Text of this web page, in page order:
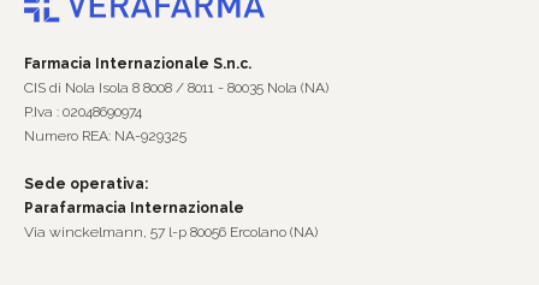
Farmacia Internazionale S.n.c.
CIS di Nola Isola 8 8008 / 8011 - 80035 Nola (NA)
P.Iva : 02048690974
Numero REA: NA-929325
Sede operativa:
Parafarmacia Internazionale
Via winckelmann, 57 l-p 80056 Ercolano (NA)